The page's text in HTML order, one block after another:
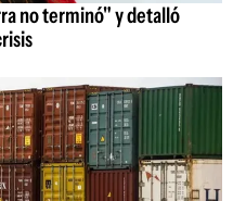
no terminó" y detalló